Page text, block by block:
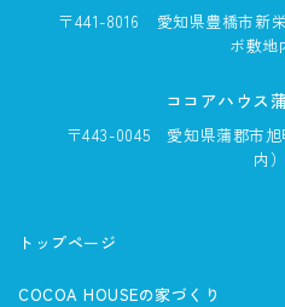
〒441-8016 愛知県豊橋市新
ボ敷地
ココアハウス
〒443-0045 愛知県蒲郡市旭
内）
トップページ
COCOA HOUSEの家づくり